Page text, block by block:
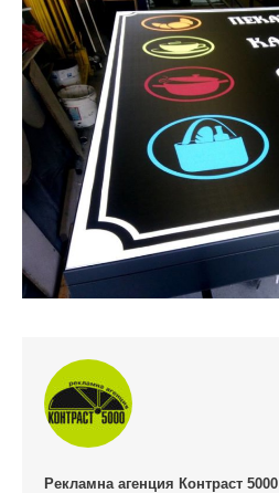
Рекламна агенция Контраст 5000